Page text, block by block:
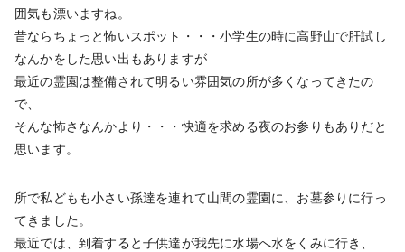
囲気も漂いますね。
昔ならちょっと怖いスポット・・・小学生の時に高野山で肝試し
なんかをした思い出もありますが
最近の霊園は整備されて明るい雰囲気の所が多くなってきたの
で、
そんな怖さなんかより・・・快適を求める夜のお参りもありだと
思います。
所で私どもも小さい孫達を連れて山間の霊園に、お墓参りに行っ
てきました。
最近では、到着すると子供達が我先に水場へ水をくみに行き、